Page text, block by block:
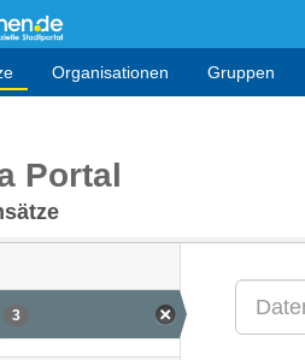
Organisationen Gruppen
Portal
3